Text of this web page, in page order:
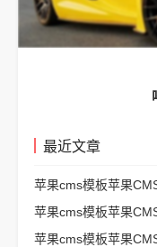
最近文章
苹果cms模板苹果
苹果cms模板苹果